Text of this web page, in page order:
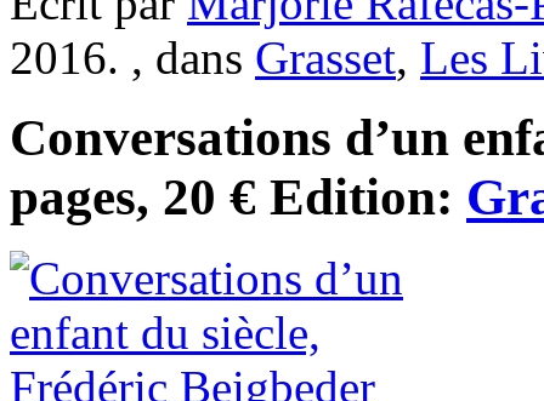
2016. , dans Grasset, Les
Conversations d’un
pages, 20 € Edition: